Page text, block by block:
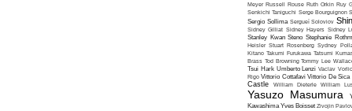
Meyer Russell Rouse Ruth Orkin Ruy
Senkichi Taniguchi Serge Bourguignon
Sergio Sollima Sergueï Soloviov
Sidney Gilliat Sidney Hayers Sidney
Stanley Kwan Steno Stephanie
Heisler Stuart Rosenberg Sydney
Kitano Takumi Furukawa Tatsumi
Brass Tod Browning Tommy Lee
Tsui Hark Umberto Lenzi Vaclav
Rigo Vittorio Cottafavi Vittorio De Sica
Castle William Dieterle William
Yasuzo Masumura
Kawashima Yves Boisset Zivojin